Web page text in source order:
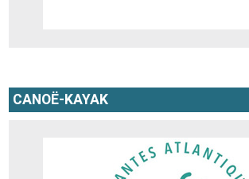
CANOË-KAYAK
Adresse : La Jonelière, 44240 La Chapelle-sur-Erdre
Téléphone : 02 40 29 25 7